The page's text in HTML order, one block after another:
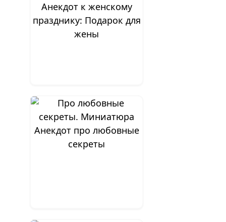
Анекдот к женскому
празднику: Подарок для
жены
Анекдот про любовные
секреты